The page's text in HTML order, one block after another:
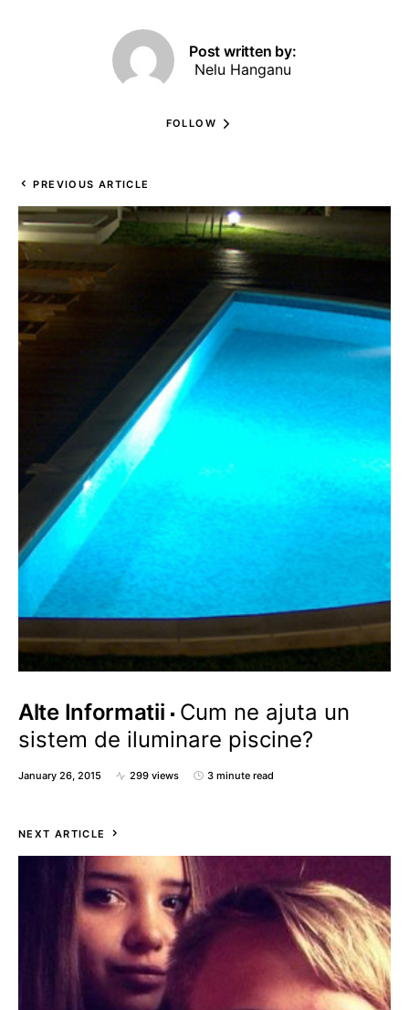
Post written by:
Nelu Hanganu
FOLLOW
PREVIOUS ARTICLE
Alte Informatii
Cum ne ajuta un
sistem de iluminare piscine?
January 26, 2015 299 views 3 minute read
NEXT ARTICLE